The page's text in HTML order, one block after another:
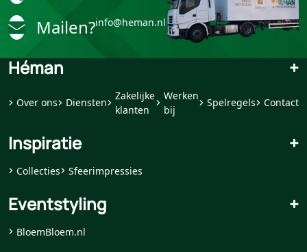
Mailen?info@heman.nl
Héman +
Over ons Diensten
Zakelijke
klanten
Werken
bij
Spelregels Contact
Inspiratie +
Collecties Sfeerimpressies
Eventstyling +
BloemBloem.nl